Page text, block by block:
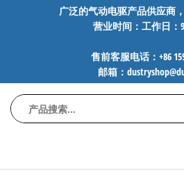
广泛的气动电驱产品供应商
营业时间：工作日：
售前客服电话：+86 159
邮箱：
动
FESTO、